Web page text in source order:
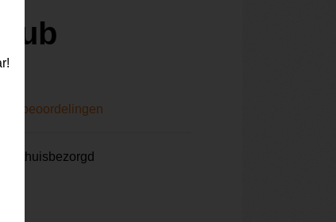
beoordelingen
thuisbezorgd